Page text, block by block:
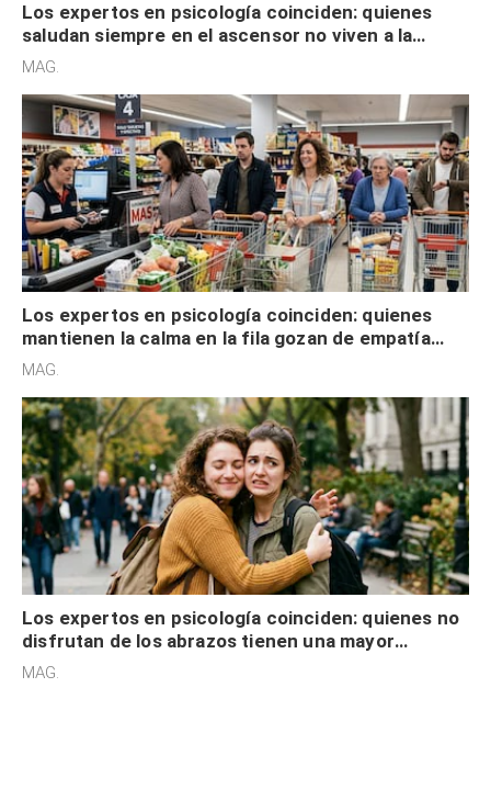
Los expertos en psicología coinciden: quienes
saludan siempre en el ascensor no viven a la
defensiva y tienen apertura social
MAG.
Los expertos en psicología coinciden: quienes
mantienen la calma en la fila gozan de empatía
cognitiva, gratitud y no solo tienen autocontrol
MAG.
Los expertos en psicología coinciden: quienes no
disfrutan de los abrazos tienen una mayor
sensibilidad a los estímulos físicos y no es por
MAG.